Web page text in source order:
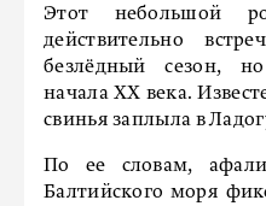
Этот небольшой
действительно
безлёдный сезон,
начала XX века.
свинья заплыла в
По ее словам,
Балтийского моря